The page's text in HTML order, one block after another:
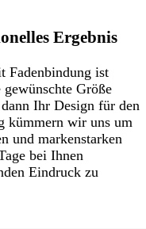
Ergebnis
Fadenbindung ist
Größe
Ihr Design für den
kümmern wir uns um
und markenstarken
bei Ihnen
Eindruck zu